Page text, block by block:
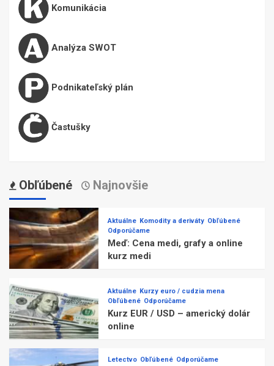
Komunikácia
Analýza SWOT
Podnikateľský plán
Častušky
Obľúbené Najnovšie
Aktuálne Komodity a deriváty Obľúbené
Odporúčame
Meď: Cena medi, grafy a online
kurz medi
Aktuálne Kurzy euro / cudzia mena
Obľúbené Odporúčame
Kurz EUR / USD – americký dolár
online
Letectvo Obľúbené Odporúčame